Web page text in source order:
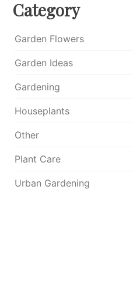
Category
Garden Flowers
Garden Ideas
Gardening
Houseplants
Other
Plant Care
Urban Gardening